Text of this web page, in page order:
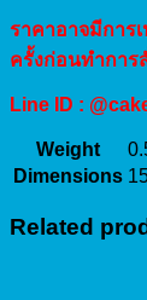
ราคาอาจมีการ
ครั้งก่อนทำการ
Line ID :
Weight
Dimensions
Related